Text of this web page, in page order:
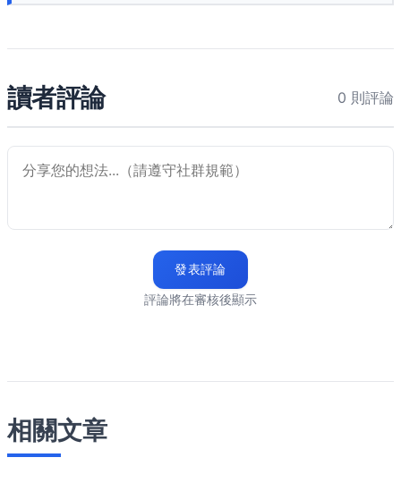
讀者評論 0 則評論
發表評論
評論將在審核後顯示
相關文章